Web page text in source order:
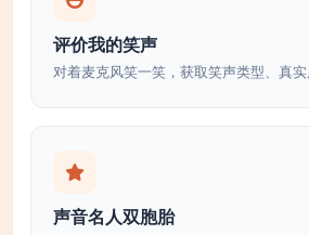
评价我的笑声
对着麦克风笑一笑，获取笑声类型、真
声音名人双胞胎